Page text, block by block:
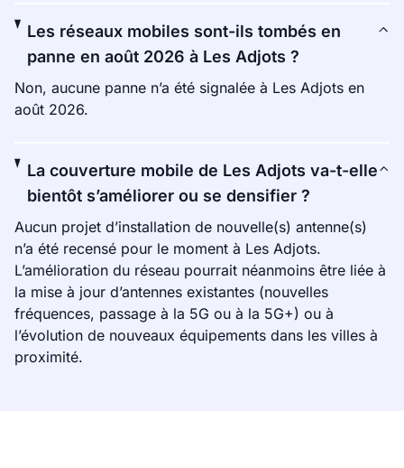
Les réseaux mobiles sont-ils tombés en
panne en août 2026 à Les Adjots ?
Non, aucune panne n’a été signalée à Les Adjots en
août 2026.
La couverture mobile de Les Adjots va-t-elle
bientôt s’améliorer ou se densifier ?
Aucun projet d’installation de nouvelle(s) antenne(s)
n’a été recensé pour le moment à Les Adjots.
L’amélioration du réseau pourrait néanmoins être liée à
la mise à jour d’antennes existantes (nouvelles
fréquences, passage à la 5G ou à la 5G+) ou à
l’évolution de nouveaux équipements dans les villes à
proximité.